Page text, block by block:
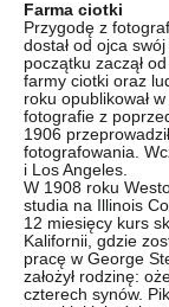
Farma ciotki
Przygodę z
dostał od ojca
początku zaczął
farmy ciotki oraz
roku opublikował
fotografie z
1906
fotografowania.
i Los Angeles.
W 1908 roku
studia na Illinois
12 miesięcy kurs
Kalifornii, gdzie
pracę w George
założył rodzinę:
czterech synów.